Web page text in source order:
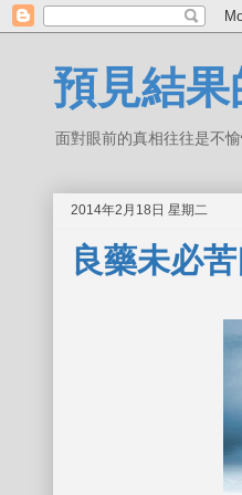
預見結
面對眼前的真相往往是不
2014年2月18日 星期二
良藥未必